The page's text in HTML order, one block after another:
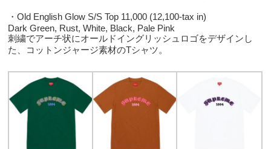
・Old English Glow S/S Top 11,000 (12,100-tax in)
Dark Green, Rust, White, Black, Pale Pink
刺繍でアーチ状にオールドイングリッシュロゴをデザインし
た、コットンジャージ素材のTシャツ。